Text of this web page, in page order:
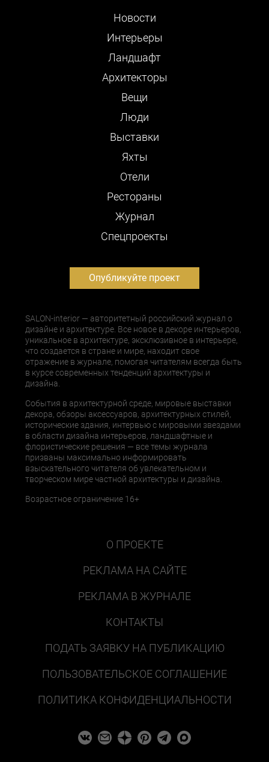
Новости
Интерьеры
Ландшафт
Архитекторы
Вещи
Люди
Выставки
Яхты
Отели
Рестораны
Журнал
Cпецпроекты
Опубликуйте проект
SALON-interior — авторитетный российский журнал о
дизайне и архитектуре. Все новое в декоре интерьеров,
уникальное в архитектуре, эксклюзивное в интерьере,
что создается в стране и мире, находит свое
отражение в журнале, помогая читателям всегда быть
в курсе современных тенденций архитектуры и
дизайна.
События в архитектурной среде, мировые выставки
декора, обзоры аксессуаров, архитектурных стилей,
исторические здания, интервью с мировыми звездами
в области дизайна интерьеров, ландшафтные и
флористические решения — все темы журнала
призваны максимально информировать
взыскательного читателя об увлекательном и
творческом мире частной архитектуры и дизайна.
Возрастное ограничение 16+
О ПРОЕКТЕ
РЕКЛАМА НА САЙТЕ
РЕКЛАМА В ЖУРНАЛЕ
КОНТАКТЫ
ПОДАТЬ ЗАЯВКУ НА ПУБЛИКАЦИЮ
ПОЛЬЗОВАТЕЛЬСКОЕ СОГЛАШЕНИЕ
ПОЛИТИКА КОНФИДЕНЦИАЛЬНОСТИ